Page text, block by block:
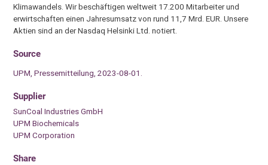
Klimawandels. Wir beschäftigen weltweit 17.200 Mitarbeiter und
erwirtschaften einen Jahresumsatz von rund 11,7 Mrd. EUR. Unsere
Aktien sind an der Nasdaq Helsinki Ltd. notiert.
Source
UPM, Pressemitteilung, 2023-08-01.
Supplier
SunCoal Industries GmbH
UPM Biochemicals
UPM Corporation
Share